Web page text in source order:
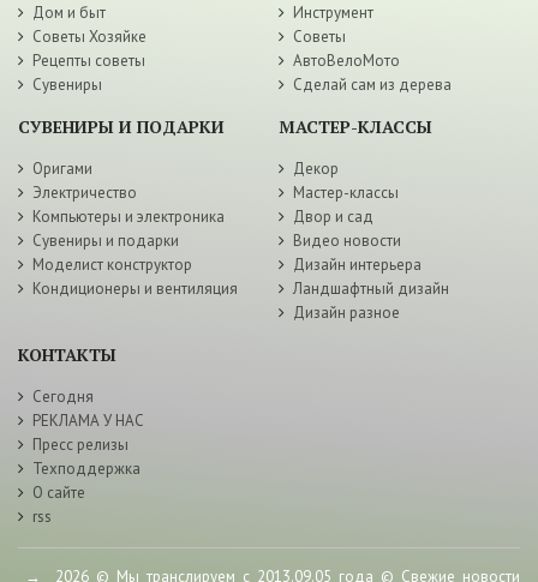
Дом и быт
Советы Хозяйке
Рецепты советы
Сувениры
Инструмент
Советы
АвтоВелоМото
Сделай сам из дерева
СУВЕНИРЫ И ПОДАРКИ
Оригами
Электричество
Компьютеры и электроника
Сувениры и подарки
Моделист конструктор
Кондиционеры и вентиляция
МАСТЕР-КЛАССЫ
Декор
Мастер-классы
Двор и сад
Видео новости
Дизайн интерьера
Ландшафтный дизайн
Дизайн разное
КОНТАКТЫ
Сегодня
РЕКЛАМА У НАС
Пресс релизы
Техподдержка
О сайте
rss
→ 2026 © Мы транслируем с 2013.09.05 года © Свежие новости